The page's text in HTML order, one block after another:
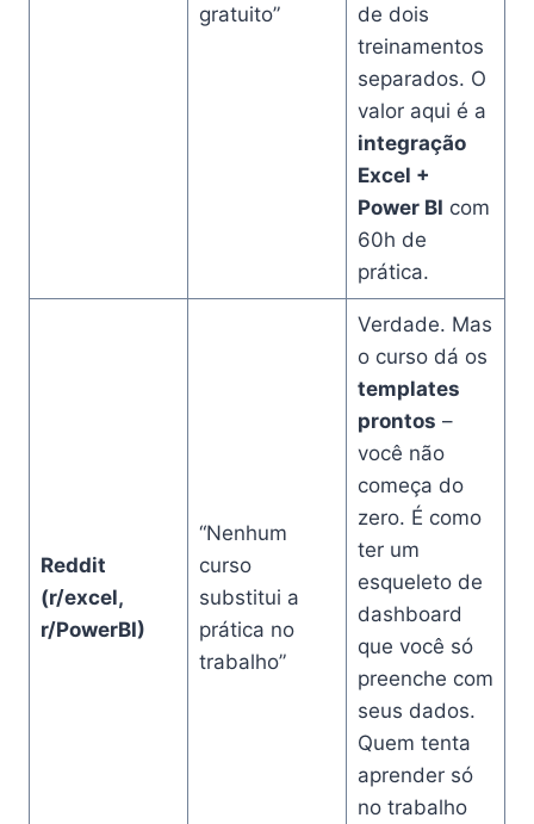
gratuito”
de dois
treinamentos
separados. O
valor aqui é a
integração
Excel +
Power BI com
60h de
prática.
Reddit
(r/excel,
r/PowerBI)
“Nenhum
curso
substitui a
prática no
trabalho”
Verdade. Mas
o curso dá os
templates
prontos –
você não
começa do
zero. É como
ter um
esqueleto de
dashboard
que você só
preenche com
seus dados.
Quem tenta
aprender só
no trabalho